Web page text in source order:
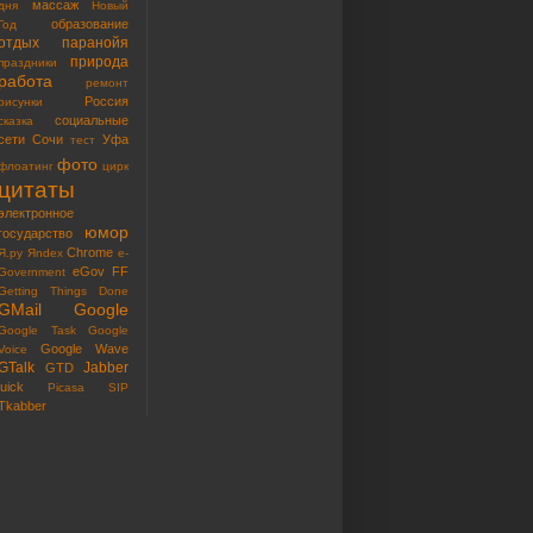
дня
массаж
Новый
Год
образование
паранойя
природа
работа
ремонт
Россия
социальные
Сочи тест Уфа
фото цирк
цитаты
юмор
Яndex Chrome e-
eGov FF
Things Done
Google
Task
Google
Google Wave
GTD Jabber
Picasa SIP